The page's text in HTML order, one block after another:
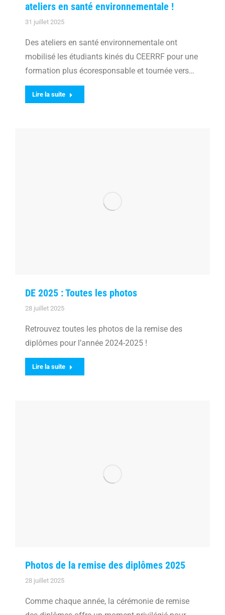
ateliers en santé environnementale !
31 juillet 2025
Des ateliers en santé environnementale ont
mobilisé les étudiants kinés du CEERRF pour une
formation plus écoresponsable et tournée vers…
Lire la suite
DE 2025 : Toutes les photos
28 juillet 2025
Retrouvez toutes les photos de la remise des
diplômes pour l’année 2024-2025 !
Lire la suite
Photos de la remise des diplômes 2025
28 juillet 2025
Comme chaque année, la cérémonie de remise